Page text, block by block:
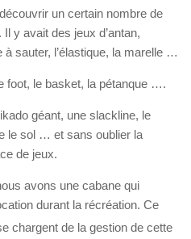
un certain nombre de
y avait des jeux d’antan,
sauter, l’élastique, la marelle …
foot, le basket, la pétanque ….
géant, une slackline, le
le sol … et sans oublier la
de jeux.
avons une cabane qui
durant la récréation. Ce
chargent de la gestion de cette